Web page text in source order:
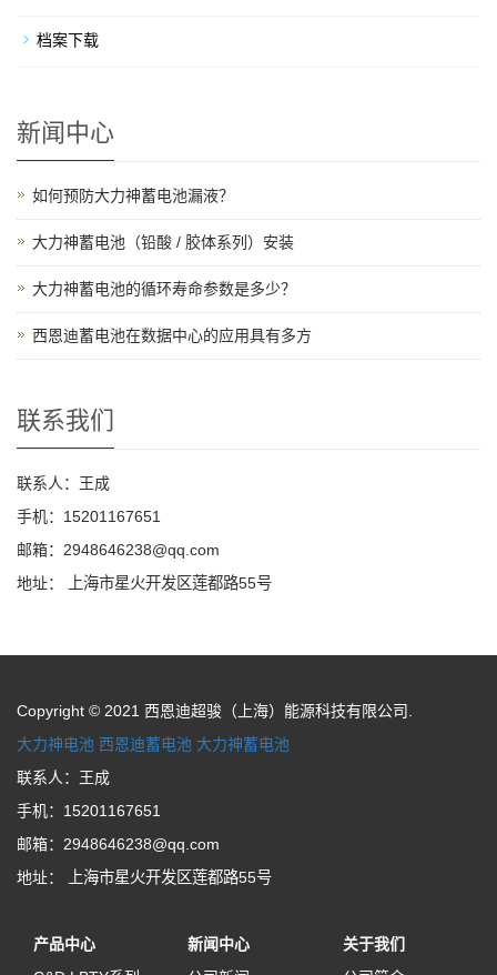
档案下载
新闻中心
如何预防大力神蓄电池漏液？
大力神蓄电池（铅酸 / 胶体系列）安装
大力神蓄电池的循环寿命参数是多少？
西恩迪蓄电池在数据中心的应用具有多方
联系我们
联系人：王成
手机：15201167651
邮箱：2948646238@qq.com
地址：
上海市星火开发区莲都路55号
Copyright © 2021 西恩迪超骏（上海）能源科技有限公司.
大力神电池 西恩迪蓄电池 大力神蓄电池
联系人：王成
手机：15201167651
邮箱：2948646238@qq.com
地址：
上海市星火开发区莲都路55号
产品中心
新闻中心
关于我们